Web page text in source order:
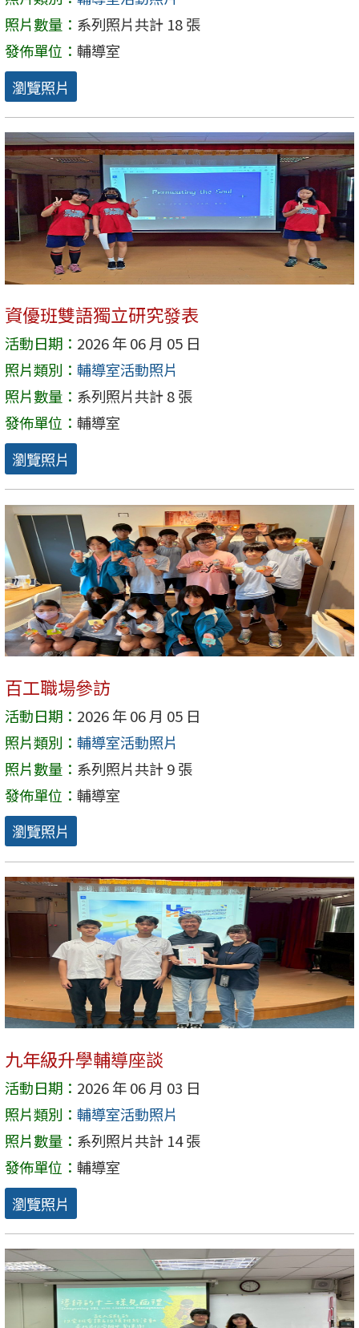
照片數量： 系列照片共計 18 張
發佈單位： 輔導室
瀏覽照片
資優班雙語獨立研究發表
活動日期： 2026 年 06 月 05 日
照片類別： 輔導室活動照片
照片數量： 系列照片共計 8 張
發佈單位： 輔導室
瀏覽照片
百工職場參訪
活動日期： 2026 年 06 月 05 日
照片類別： 輔導室活動照片
照片數量： 系列照片共計 9 張
發佈單位： 輔導室
瀏覽照片
九年級升學輔導座談
活動日期： 2026 年 06 月 03 日
照片類別： 輔導室活動照片
照片數量： 系列照片共計 14 張
發佈單位： 輔導室
瀏覽照片